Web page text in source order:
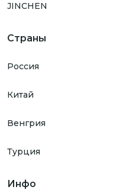
JINCHEN
Страны
Россия
Китай
Венгрия
Турция
Инфо